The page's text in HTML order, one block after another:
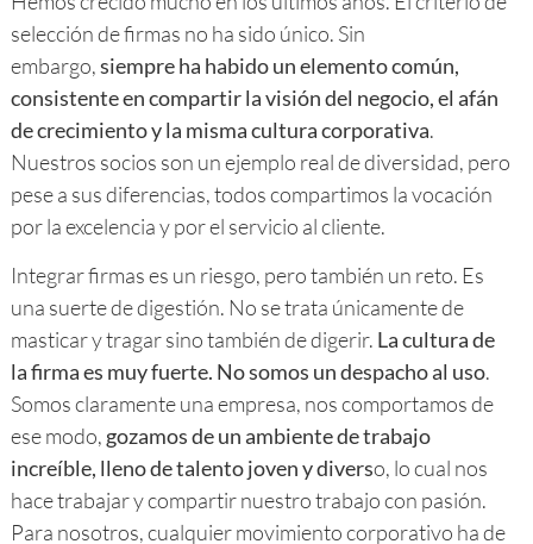
selección de firmas no ha sido único. Sin
embargo,siempre ha habido un elemento común,
consistente en compartir la visión del negocio, el afán
de crecimiento y la misma cultura corporativa.
Nuestros socios son un ejemplo real de diversidad, pero
pese a sus diferencias, todos compartimos la vocación
por la excelencia y por el servicio al cliente.
Integrar firmas es un riesgo, pero también un reto. Es
una suerte de digestión. No se trata únicamente de
masticar y tragar sino también de digerir. La cultura de
la firma es muy fuerte. No somos un despacho al uso.
Somos claramente una empresa, nos comportamos de
ese modo, gozamos de un ambiente de trabajo
increíble, lleno de talento joven y diverso, lo cual nos
hace trabajar y compartir nuestro trabajo con pasión.
Para nosotros, cualquier movimiento corporativo ha de